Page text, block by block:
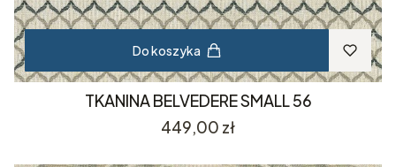
Do koszyka
TKANINA BELVEDERE SMALL 56
Cena
449,00 zł